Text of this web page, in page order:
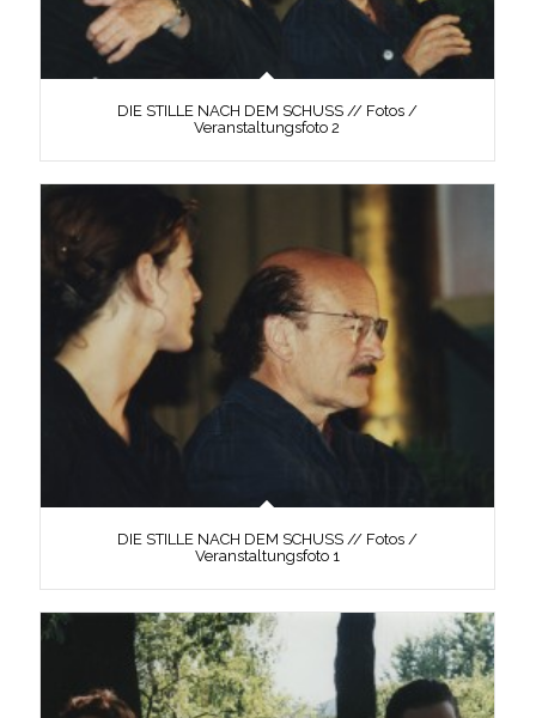
DIE STILLE NACH DEM SCHUSS // Fotos /
Veranstaltungsfoto 2
DIE STILLE NACH DEM SCHUSS // Fotos /
Veranstaltungsfoto 1